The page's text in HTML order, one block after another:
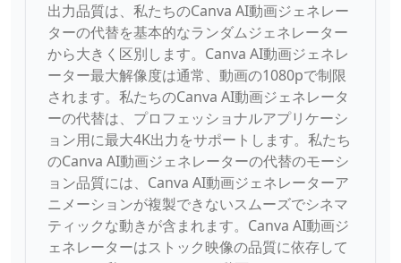
出力品質は、私たちのCanva AI動画ジェネレー
ターの代替を基本的なランダムジェネレーター
から大きく区別します。Canva AI動画ジェネレ
ーター最大解像度は通常、動画の1080pで制限
されます。私たちのCanva AI動画ジェネレータ
ーの代替は、プロフェッショナルアプリケーシ
ョン用に最大4K出力をサポートします。私たち
のCanva AI動画ジェネレーターの代替のモーシ
ョン品質には、Canva AI動画ジェネレーターア
ニメーションが複製できないスムーズでシネマ
ティックな動きが含まれます。Canva AI動画ジ
ェネレーターはストック映像の品質に依存して